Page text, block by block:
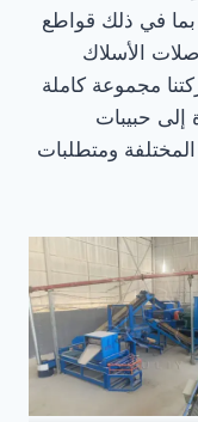
في ذلك قواطع
الأسلاك
مجموعة كاملة
إلى حبيبات
ومتطلبات